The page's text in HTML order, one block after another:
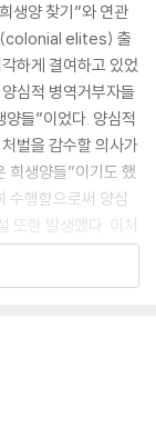
생양 찾기”와 연관
(colonial elites) 출
하게 결여하고 있었
심적 병역거부자들
들”이었다. 양심적
벌을 감수할 의사가
희생양들”이기도 했
수행함으로써 양심
또한 발생했다. 이처
작용’이 반세기 동
단체제와 양심적 병
부의 공론화’」 중